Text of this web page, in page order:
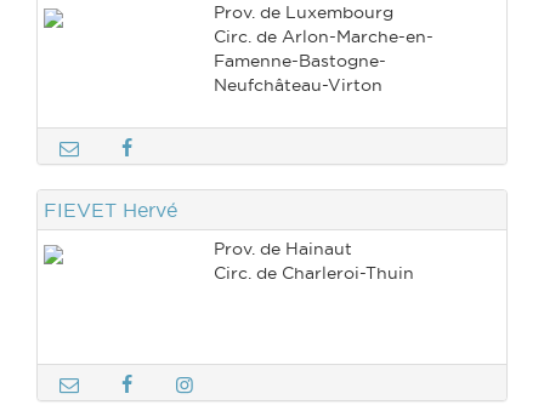
Prov. de Luxembourg
Circ. de Arlon-Marche-en-
Famenne-Bastogne-
Neufchâteau-Virton
FIEVET Hervé
Prov. de Hainaut
Circ. de Charleroi-Thuin